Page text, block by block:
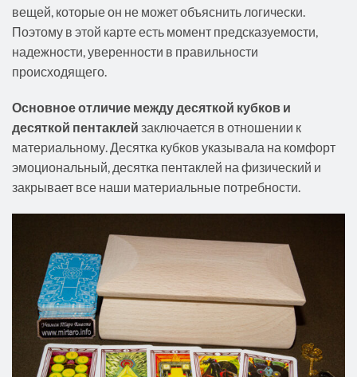
вещей, которые он не может объяснить логически.
Поэтому в этой карте есть момент предсказуемости,
надежности, уверенности в правильности
происходящего.
Основное отличие между десяткой кубков и
десяткой пентаклей заключается в отношении к
материальному. Десятка кубков указывала на комфорт
эмоциональный, десятка пентаклей на физический и
закрывает все наши материальные потребности.